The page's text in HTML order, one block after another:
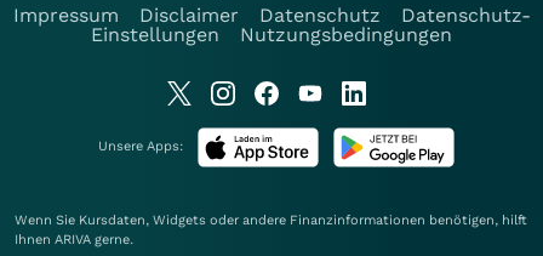
Impressum
Disclaimer Datenschutz
Datenschutz-
Einstellungen
Nutzungsbedingungen
Unsere Apps:
Wenn Sie Kursdaten, Widgets oder andere Finanzinformationen benötigen, hilft
Ihnen ARIVA gerne.